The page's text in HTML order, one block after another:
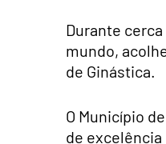
Durante
mundo,
de Ginástica.
O Município
de